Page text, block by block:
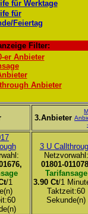
für Werktage
für
Feiertag
Filter:
er Anbieter
Anbieter
3.Anbieter
/1
3 U
Netzvorwahl:
01801-
Tarifansage
3.90 Ct/1
Taktzeit:60
Sekunde(n)